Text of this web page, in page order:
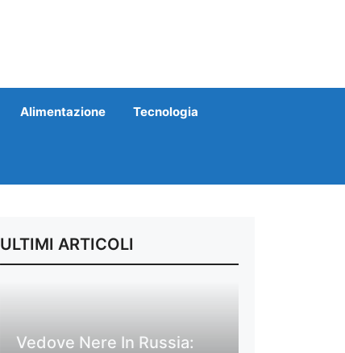
Alimentazione Tecnologia
ULTIMI ARTICOLI
Vedove Nere In Russia: